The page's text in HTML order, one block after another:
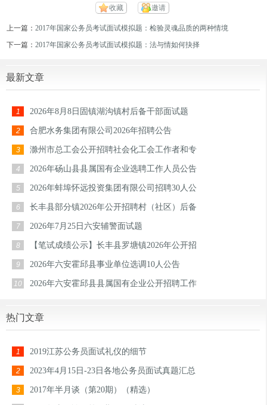
收藏 邀请
上一篇：2017年国家公务员考试面试模拟题：检验灵魂品质的两种情境
下一篇：2017年国家公务员考试面试模拟题：法与情如何抉择
最新文章
1 2026年8月8日固镇湖沟镇村后备干部面试题
2 合肥水务集团有限公司2026年招聘公告
3 滁州市总工会公开招聘社会化工会工作者和专
4 2026年砀山县县属国有企业选聘工作人员公告
5 2026年蚌埠怀远投资集团有限公司招聘30人公
6 长丰县部分镇2026年公开招聘村（社区）后备
7 2026年7月25日六安辅警面试题
8 【笔试成绩公示】长丰县罗塘镇2026年公开招
9 2026年六安霍邱县事业单位选调10人公告
10 2026年六安霍邱县县属国有企业公开招聘工作
热门文章
1 2019江苏公务员面试礼仪的细节
2 2023年4月15日-23日各地公务员面试真题汇总
3 2017年半月谈（第20期）（精选）